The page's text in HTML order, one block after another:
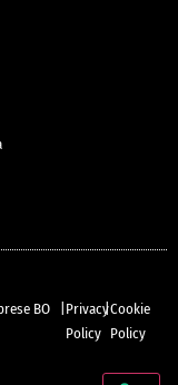
BO
|Privacy
Policy
|Cookie
Policy